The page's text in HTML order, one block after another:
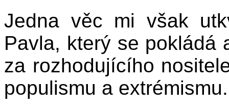
Jedna věc mi však
Pavla, který se pokládá
za rozhodujícího
populismu a